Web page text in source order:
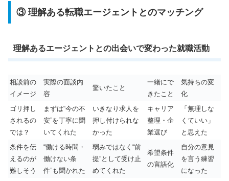
③ 理解ある転職エージェントとのマッチング
理解あるエージェントとの出会いで変わった就職活動
相談前の
イメージ
実際の面談内
容
驚いたこと
一緒にで
きたこと
気持ちの変
化
ゴリ押し
されるの
では？
まずは“今の不
安”を丁寧に聞
いてくれた
いきなり求人を
押し付けられな
かった
キャリア
整理・企
業選び
「無理しな
くていい」
と思えた
条件を伝
えるのが
難しそう
“働ける時間・
働けない条
件”も聞かれた
弱みではなく“前
提”として受け止
めてくれた
希望条件
の言語化
自分の意見
を言う練習
になった